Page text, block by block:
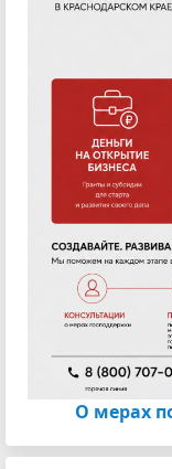
О мерах